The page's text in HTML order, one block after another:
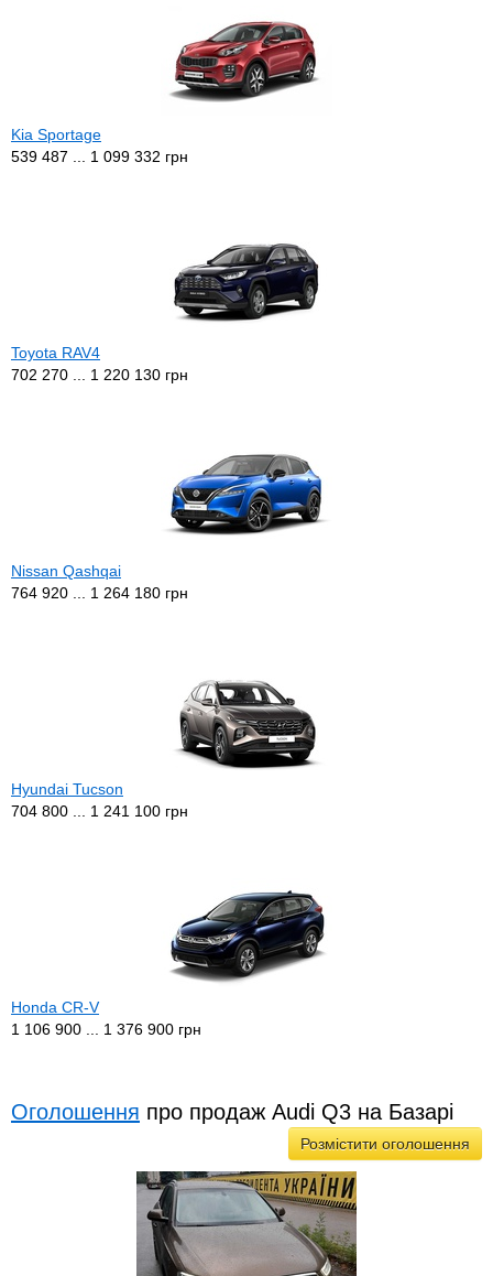
Kia Sportage
539 487 ... 1 099 332 грн
Toyota RAV4
702 270 ... 1 220 130 грн
Nissan Qashqai
764 920 ... 1 264 180 грн
Hyundai Tucson
704 800 ... 1 241 100 грн
Honda CR-V
1 106 900 ... 1 376 900 грн
Оголошення про продаж Audi Q3 на Базарі
Розмістити оголошення